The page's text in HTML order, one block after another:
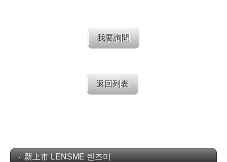
我要詢問
返回列表
新上市 LENSME 렌즈미